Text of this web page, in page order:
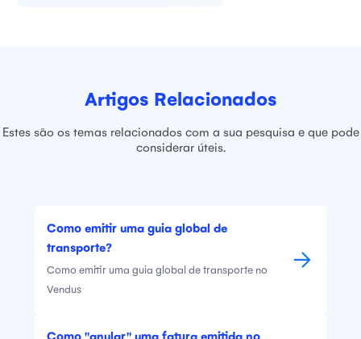
Artigos Relacionados
Estes são os temas relacionados com a sua pesquisa e que pode
considerar úteis.
Como emitir uma guia global de
transporte?
Como emitir uma guia global de transporte no
Vendus
Como "anular" uma fatura emitida no